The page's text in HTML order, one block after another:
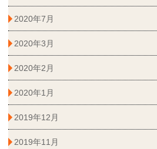
2020年7月
2020年3月
2020年2月
2020年1月
2019年12月
2019年11月